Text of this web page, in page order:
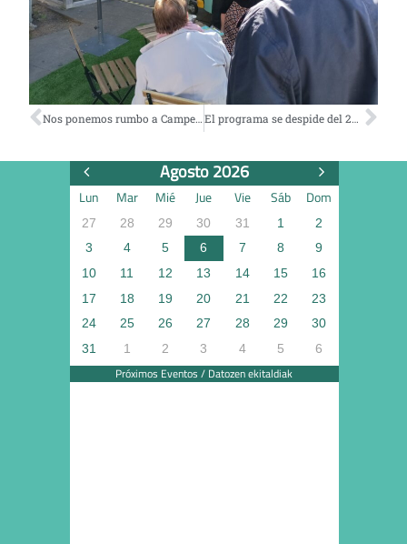
Nos ponemos rumbo a Campezo El programa se despide del 2024 en Durango
Agosto 2026
Lun Mar Mié Jue Vie Sáb Dom
27 28 29 30 31 1
2
3
4 5 6 7 8
9
10
11 12 13 14 15
16
17
18 19 20 21 22
23
24
25 26 27 28 29
30
31
1 2 3 4 5 6
Próximos Eventos / Datozen ekitaldiak